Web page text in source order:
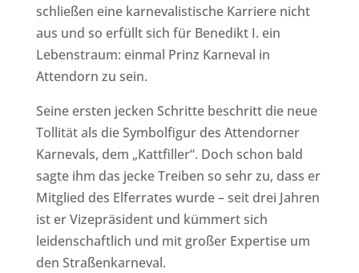
schließen eine karnevalistische Karriere nicht
aus und so erfüllt sich für Benedikt I. ein
Lebenstraum: einmal Prinz Karneval in
Attendorn zu sein.
Seine ersten jecken Schritte beschritt die neue
Tollität als die Symbolfigur des Attendorner
Karnevals, dem „Kattfiller“. Doch schon bald
sagte ihm das jecke Treiben so sehr zu, dass er
Mitglied des Elferrates wurde – seit drei Jahren
ist er Vizepräsident und kümmert sich
leidenschaftlich und mit großer Expertise um
den Straßenkarneval.